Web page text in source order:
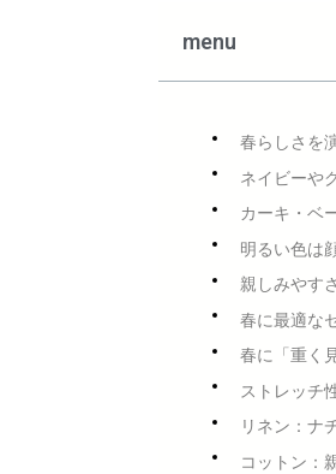
menu
春らしさを
ネイビーや
カーキ・ベ
明るい色は
親しみやす
春に最適な
春に「重く
ストレッチ
リネン：ナ
コットン：